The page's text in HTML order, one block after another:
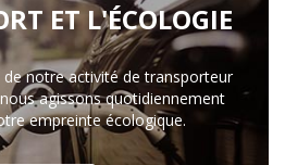
ET L'ÉCOLOGIE
de notre activité de transporteur
agissons quotidiennement
empreinte écologique.